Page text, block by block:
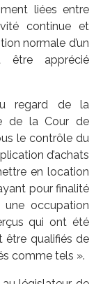
liées entre
continue et
normale d’un
apprécié
regard de la
de la Cour de
le contrôle du
d’achats
en location
pour finalité
occupation
qui ont été
être qualifiés de
comme tels ».